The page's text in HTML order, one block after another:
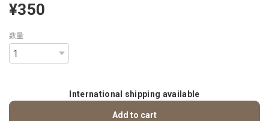
¥350
数量
International shipping available
Add to cart